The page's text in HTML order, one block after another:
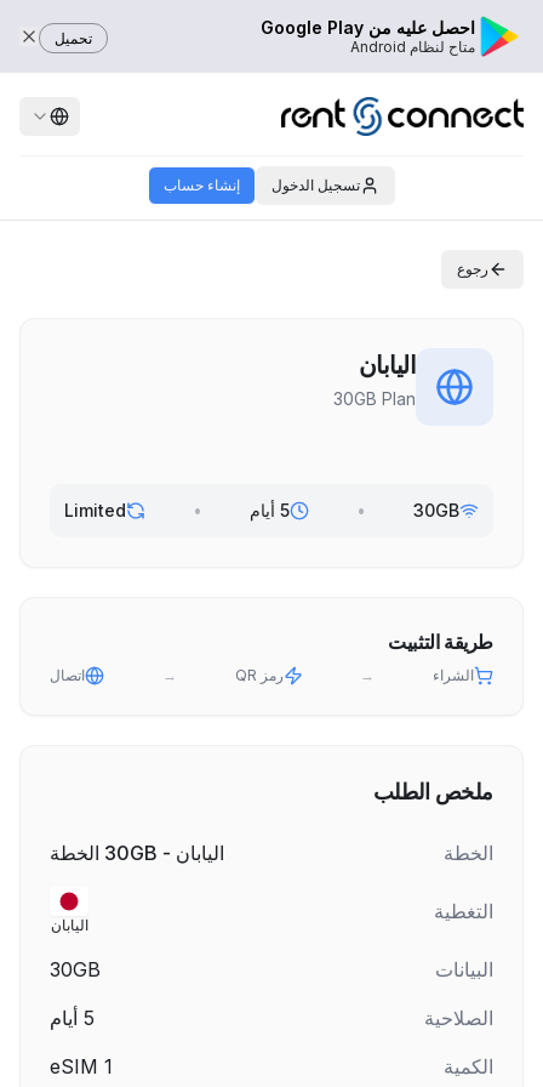
احصل عليه من Google Play
متاح لنظام Android تحميل
تسجيل الدخول إنشاء حساب
رجوع
اليابان
30GB Plan
30GB
• 5 أيام •
Limited
طريقة التثبيت
الشراء → رمز QR → اتصال
ملخص الطلب
الخطة اليابان - 30GB الخطة
التغطية
اليابان
البيانات
30GB
الصلاحية
5 أيام
الكمية
1